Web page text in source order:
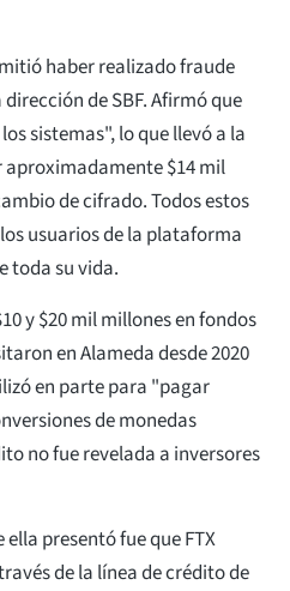
haber realizado fraude
de SBF. Afirmó que
sistemas", lo que llevó a la
$14 mil
de cifrado. Todos estos
usuarios de la plataforma
toda su vida.
y $20 mil millones en fondos
en Alameda desde 2020
en parte para "pagar
de monedas
no fue revelada a inversores
presentó fue que FTX
de la línea de crédito de